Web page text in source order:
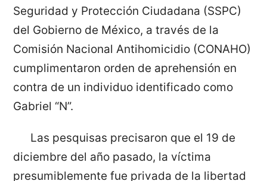
Seguridad y Protección Ciudadana (SSPC)
del Gobierno de México, a través de la
Comisión Nacional Antihomicidio (CONAHO)
cumplimentaron orden de aprehensión en
contra de un individuo identificado como
Gabriel “N”.
Las pesquisas precisaron que el 19 de
diciembre del año pasado, la víctima
presumiblemente fue privada de la libertad